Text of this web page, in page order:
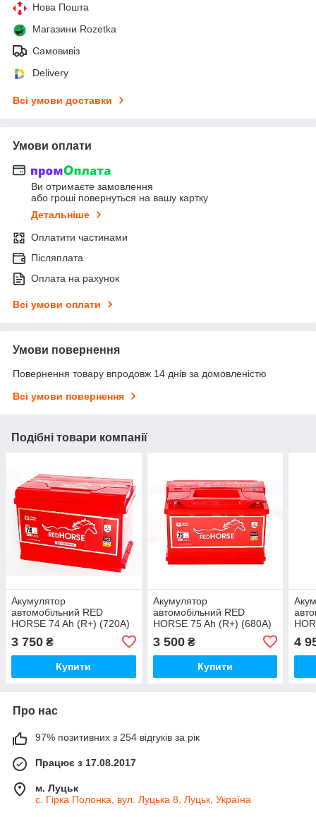
Нова Пошта
Магазини Rozetka
Самовивіз
Delivery
Всі умови доставки
Умови оплати
Ви отримаєте замовлення
або гроші повернуться на вашу картку
Детальніше
Оплатити частинами
Післяплата
Оплата на рахунок
Всі умови оплати
Умови повернення
Повернення товару впродовж 14 днів за домовленістю
Всі умови повернення
Подібні товари компанії
Акумулятор
автомобільний RED
HORSE 74 Ah (R+) (720А)
3 750 ₴
Купити
Акумулятор
автомобільний RED
HORSE 75 Ah (R+) (680А)
3 500₴
Купити
4
Про нас
97% позитивних з 254 відгуків за рік
Працює з 17.08.2017
м. Луцьк
с. Гірка Полонка, вул. Луцька 8, Луцьк, Україна